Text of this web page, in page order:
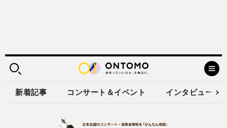
新着記事 コンサート＆イベント インタビュー